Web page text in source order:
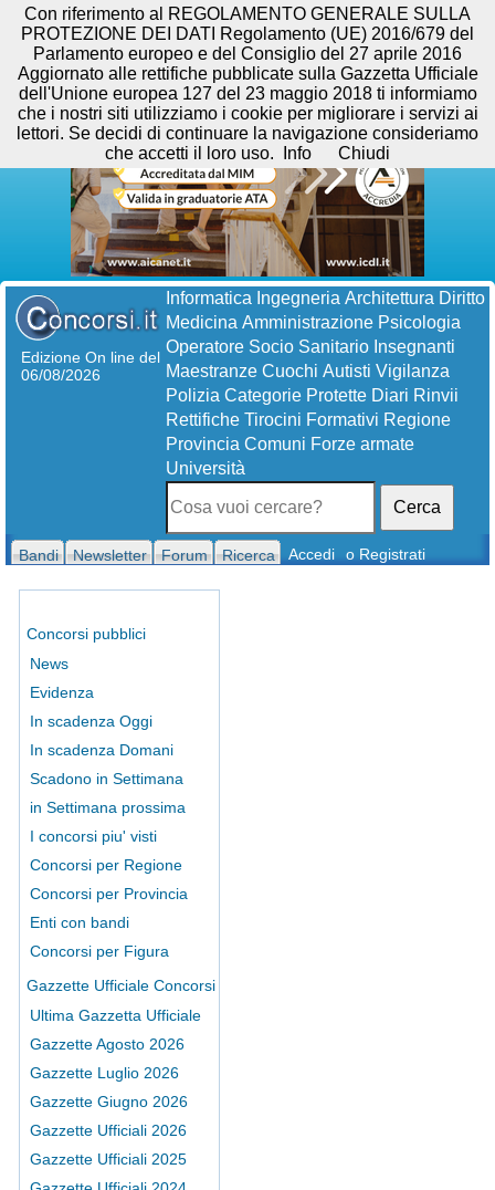
Edizione On line del
06/08/2026
Informatica Ingegneria Architettura Diritto
Medicina Amministrazione Psicologia
Operatore Socio Sanitario Insegnanti
Maestranze Cuochi Autisti Vigilanza
Polizia Categorie Protette Diari Rinvii
Rettifiche Tirocini Formativi Regione
Provincia Comuni Forze armate
Università
Cerca
Bandi Newsletter Forum Ricerca Accedi o Registrati
Concorsi pubblici
News
Evidenza
In scadenza Oggi
In scadenza Domani
Scadono in Settimana
in Settimana prossima
I concorsi piu' visti
Concorsi per Regione
Concorsi per Provincia
Enti con bandi
Concorsi per Figura
Gazzette Ufficiale Concorsi
Ultima Gazzetta Ufficiale
Gazzette Agosto 2026
Gazzette Luglio 2026
Gazzette Giugno 2026
Gazzette Ufficiali 2026
Gazzette Ufficiali 2025
Con riferimento al REGOLAMENTO GENERALE SULLA
PROTEZIONE DEI DATI Regolamento (UE) 2016/679 del
Parlamento europeo e del Consiglio del 27 aprile 2016
Aggiornato alle rettifiche pubblicate sulla Gazzetta Ufficiale
dell'Unione europea 127 del 23 maggio 2018 ti informiamo
che i nostri siti utilizziamo i cookie per migliorare i servizi ai
lettori. Se decidi di continuare la navigazione consideriamo
che accetti il loro uso.
Info Chiudi